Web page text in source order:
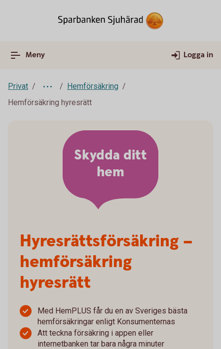
Meny Logga in
Privat
Hemförsäkring
Hemförsäkring hyresrätt
Hyresrätts­försäkring –
hemförsäkring
hyresrätt
Med HemPLUS får du en av Sveriges bästa
hemförsäkringar enligt Konsumenternas
Att teckna försäkring i appen eller
internetbanken tar bara några minuter
Skydda ditt
hem